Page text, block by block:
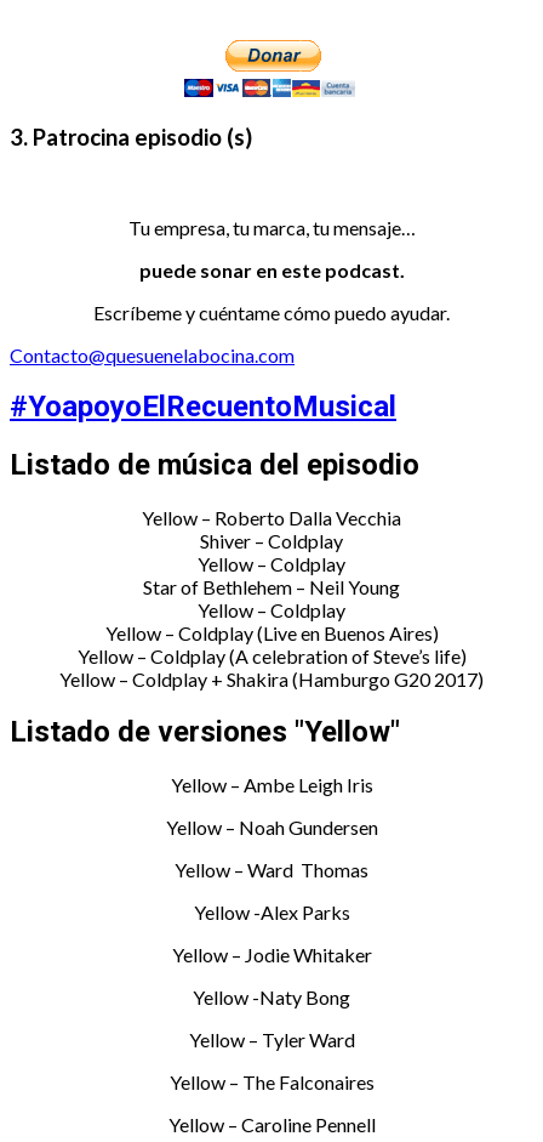
3. Patrocina episodio (s)
Tu empresa, tu marca, tu mensaje…
puede sonar en este podcast.
Escríbeme y cuéntame cómo puedo ayudar.
Contacto@quesuenelabocina.com
#YoapoyoElRecuentoMusical
Listado de música del episodio
Yellow – Roberto Dalla Vecchia
Shiver – Coldplay
Yellow – Coldplay
Star of Bethlehem – Neil Young
Yellow – Coldplay
Yellow – Coldplay (Live en Buenos Aires)
Yellow – Coldplay (A celebration of Steve’s life)
Yellow – Coldplay + Shakira (Hamburgo G20 2017)
Listado de versiones "Yellow"
Yellow – Ambe Leigh Iris
Yellow – Noah Gundersen
Yellow – Ward Thomas
Yellow -Alex Parks
Yellow – Jodie Whitaker
Yellow -Naty Bong
Yellow – Tyler Ward
Yellow – The Falconaires
Yellow – Caroline Pennell